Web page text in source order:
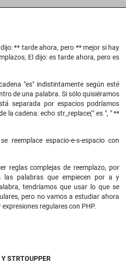
** tarde ahora, pero ** mejor si hay
El dijo: es tarde ahora, pero es
"es" indistintamente según esté
de una palabra. Si sólo quisiéramos
separada por espacios podríamos
la cadena: echo str_replace(" es ", " **
reemplace espacio-e-s-espacio con
reglas complejas de reemplazo, por
las palabras que empiecen por a y
tendríamos que usar lo que se
pero no vamos a estudiar ahora
regulares con PHP.
STRTOUPPER